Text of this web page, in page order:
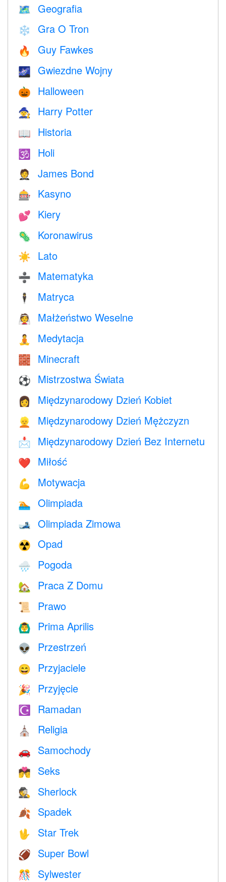
🗺 Geografia
❄️ Gra O Tron
🔥 Guy Fawkes
🌌 Gwiezdne Wojny
🎃 Halloween
🧙 Harry Potter
📖 Historia
🕉 Holi
🤵 James Bond
🎰 Kasyno
💕 Kiery
🦠 Koronawirus
☀️ Lato
➗ Matematyka
🕴️ Matryca
👰 Małżeństwo Weselne
🧘 Medytacja
🧱 Minecraft
⚽ Mistrzostwa Świata
👩 Międzynarodowy Dzień Kobiet
👱 Międzynarodowy Dzień Mężczyzn
📩 Międzynarodowy Dzień Bez Internetu
❤️️ Miłość
💪 Motywacja
🏊 Olimpiada
🎿 Olimpiada Zimowa
☢️ Opad
🌧 Pogoda
🏡 Praca Z Domu
📜 Prawo
🙆‍♂️ Prima Aprilis
👽 Przestrzeń
😄 Przyjaciele
🎉 Przyjęcie
☪️ Ramadan
⛪️ Religia
🚗 Samochody
💏 Seks
🕵️ Sherlock
🍂 Spadek
🖖 Star Trek
🏈 Super Bowl
🎊 Sylwester